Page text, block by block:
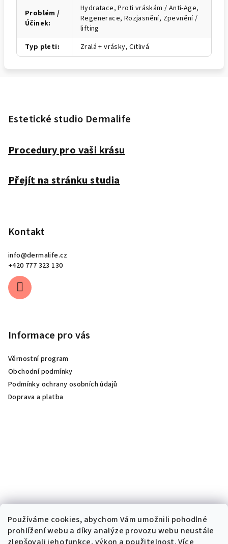
Používáme cookies, abychom Vám umožnili pohodlné
prohlížení webu a díky analýze provozu webu neustále
Problém /
Účinek:
Hydratace, Proti vráskám / Anti-Age,
Regenerace, Rozjasnění, Zpevnění /
lifting
Typ pleti: Zralá + vrásky, Citlivá
Estetické studio Dermalife
Procedury pro vaši krásu
Přejít na stránku studia
Kontakt
info@dermalife.cz
+420 777 323 130
Informace pro vás
Věrnostní program
Obchodní podmínky
Podmínky ochrany osobních údajů
Doprava a platba